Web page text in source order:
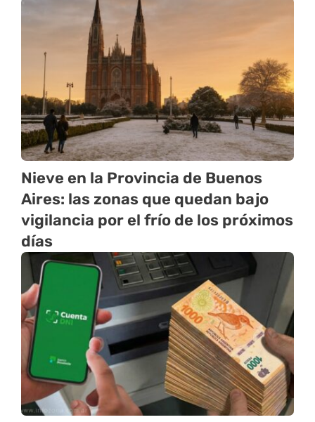
Nieve en la Provincia de Buenos
Aires: las zonas que quedan bajo
vigilancia por el frío de los próximos
días